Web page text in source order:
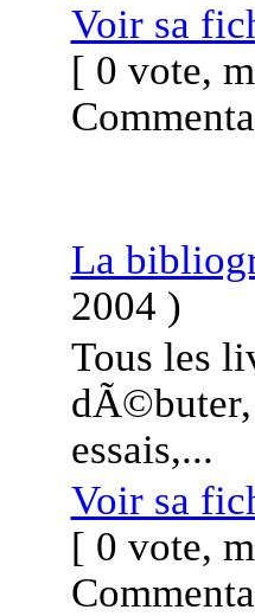
Voir sa
[ 0 vote,
La
2004 )
Tous les
essais,...
Voir sa
[ 0 vote,